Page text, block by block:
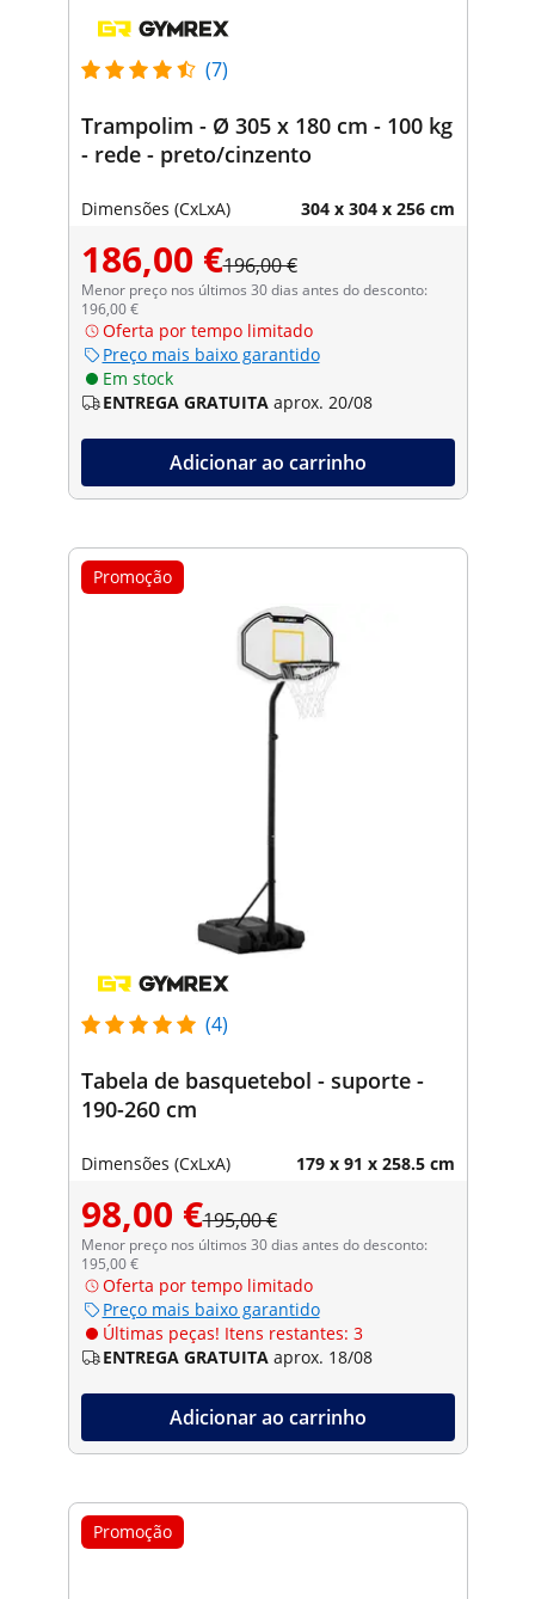
(7)
Trampolim - Ø 305 x 180 cm - 100 kg
- rede - preto/cinzento
Dimensões (CxLxA) 304 x 304 x 256 cm
186,00 €196,00 €
Menor preço nos últimos 30 dias antes do desconto:
196,00 €
Oferta por tempo limitado
Preço mais baixo garantido
Em stock
ENTREGA GRATUITA aprox. 20/08
Adicionar ao carrinho
Promoção
(4)
Tabela de basquetebol - suporte -
190-260 cm
Dimensões (CxLxA) 179 x 91 x 258.5 cm
98,00 €195,00 €
Menor preço nos últimos 30 dias antes do desconto:
195,00 €
Oferta por tempo limitado
Preço mais baixo garantido
Últimas peças! Itens restantes: 3
ENTREGA GRATUITA aprox. 18/08
Adicionar ao carrinho
Promoção